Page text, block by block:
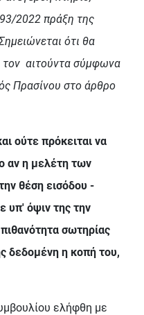
2022 πράξη της
ότι θα
τον αιτούντα σύμφωνα
Πρασίνου στο άρθρο
ούτε πρόκειται να
αν η μελέτη των
θέση εισόδου -
υπ' όψιν της την
σωτηρίας
δεδομένη η κοπή του,
ελήφθη με